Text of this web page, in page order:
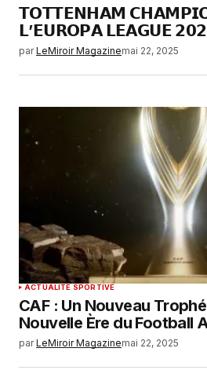
𝗧𝗢𝗧𝗧𝗘𝗡𝗛𝗔𝗠
𝗟’𝗘𝗨𝗥𝗢𝗣𝗔 𝗟𝗘𝗔𝗚𝗨𝗘
par LeMiroir Magazinemai 22, 2025
ACTUALITÉ SPORTIVE
CAF : Un Nouveau
Nouvelle Ère du Football
par LeMiroir Magazinemai 22, 2025